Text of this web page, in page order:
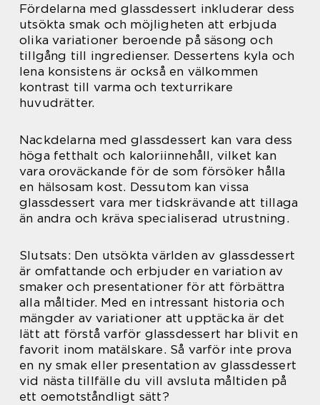
Fördelarna med glassdessert inkluderar dess
utsökta smak och möjligheten att erbjuda
olika variationer beroende på säsong och
tillgång till ingredienser. Dessertens kyla och
lena konsistens är också en välkommen
kontrast till varma och texturrikare
huvudrätter.
Nackdelarna med glassdessert kan vara dess
höga fetthalt och kaloriinnehåll, vilket kan
vara oroväckande för de som försöker hålla
en hälsosam kost. Dessutom kan vissa
glassdessert vara mer tidskrävande att tillaga
än andra och kräva specialiserad utrustning.
Slutsats: Den utsökta världen av glassdessert
är omfattande och erbjuder en variation av
smaker och presentationer för att förbättra
alla måltider. Med en intressant historia och
mängder av variationer att upptäcka är det
lätt att förstå varför glassdessert har blivit en
favorit inom matälskare. Så varför inte prova
en ny smak eller presentation av glassdessert
vid nästa tillfälle du vill avsluta måltiden på
ett oemotståndligt sätt?